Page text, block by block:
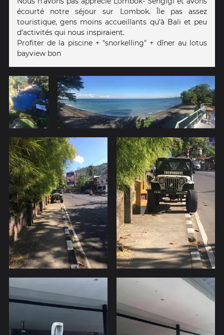
écourté notre séjour sur Lombok. Île pas assez
touristique, gens moins accueillants qu'à Bali et peu
d'activités qui nous inspiraient.
Profiter de la piscine + "snorkelling" + dîner au lotus
bayview bon